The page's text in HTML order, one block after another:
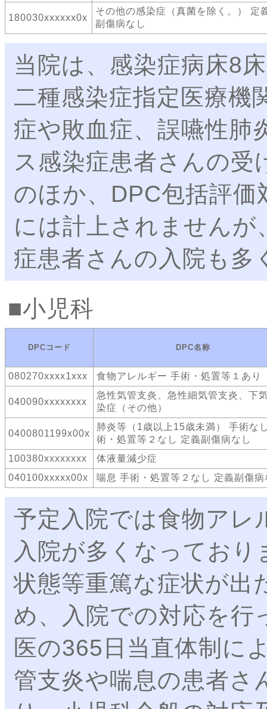
180030xxxxxx0x
その他の感染症（真菌を除く。） 定
副傷病なし
当院は、感染症病床8
二種感染症指定医療機
症や敗血症、誤嚥性肺
ス感染症患者さんの
のほか、DPC包括評
には計上されません
症患者さんの入院も多
小児科
DPCコード DPC名称
080270xxxx1xxx 食物アレルギー 手術・処置等１あり
040090xxxxxxxx
急性気管支炎、急性細気管支炎、下
染症（その他）
0400801199x00x
肺炎等（1歳以上15歳未満） 手術な
術・処置等２なし 定義副傷病なし
100380xxxxxxxx
体液量減少症
040100xxxxx00x
喘息 手術・処置等２なし 定義副傷病
予定入院では食物アレ
入院が多くなってお
状態等重篤な症状が出
め、入院での対応を行
医の365日当直体制に
管支炎や喘息の患者さ